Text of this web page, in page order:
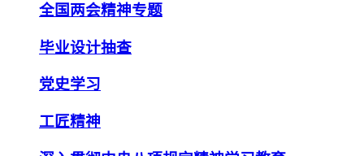
全国两会精神专题
毕业设计抽查
党史学习
工匠精神